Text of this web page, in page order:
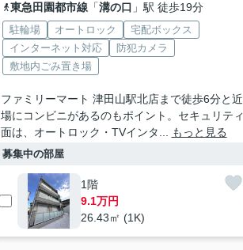
東急田園都市線「溝の口 」駅 徒歩19分
駐輪場 オートロック
宅配ボックス
インターネット対応
防犯カメラ
敷地内ごみ置き場
ファミリーマート 津田山駅北店まで徒歩6分と近
場にコンビニがあるのもポイント。セキュリティ
面は、オートロック・TVインタ...
もっと見る
募集中の部屋
1階
9.1万円
26.43㎡ (1K)